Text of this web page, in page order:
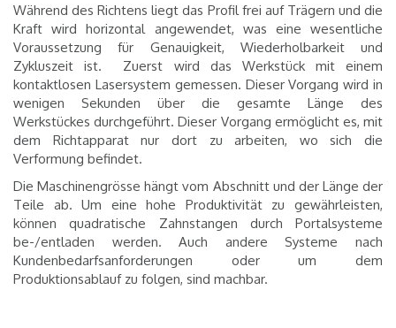
Während des Richtens liegt das Profil frei auf Trägern und die
Kraft wird horizontal angewendet, was eine wesentliche
Voraussetzung für Genauigkeit, Wiederholbarkeit und
Zykluszeit ist. Zuerst wird das Werkstück mit einem
kontaktlosen Lasersystem gemessen. Dieser Vorgang wird in
wenigen Sekunden über die gesamte Länge des
Werkstückes durchgeführt. Dieser Vorgang ermöglicht es, mit
dem Richtapparat nur dort zu arbeiten, wo sich die
Verformung befindet.
Die Maschinengrösse hängt vom Abschnitt und der Länge der
Teile ab. Um eine hohe Produktivität zu gewährleisten,
können quadratische Zahnstangen durch Portalsysteme
be-/entladen werden. Auch andere Systeme nach
Kundenbedarfsanforderungen oder um dem
Produktionsablauf zu folgen, sind machbar.